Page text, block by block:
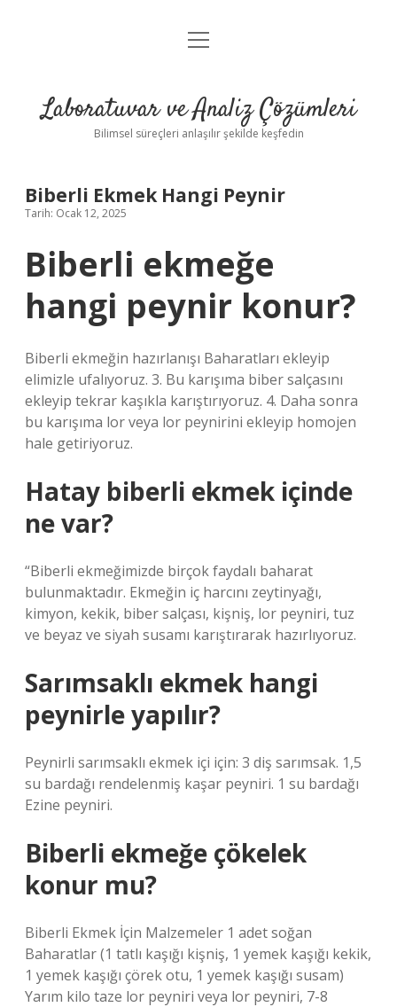
Anasayfa
Yasal Uyarı
menüyü
Laboratuvar ve Analiz Çözümleri
Bilimsel süreçleri anlaşılır şekilde keşfedin
Biberli Ekmek Hangi Peynir
Tarih: Ocak 12, 2025
Biberli ekmeğe
hangi peynir konur?
Biberli ekmeğin hazırlanışı Baharatları ekleyip
elimizle ufalıyoruz. 3. Bu karışıma biber salçasını
ekleyip tekrar kaşıkla karıştırıyoruz. 4. Daha sonra
bu karışıma lor veya lor peynirini ekleyip homojen
hale getiriyoruz.
Hatay biberli ekmek içinde
ne var?
“Biberli ekmeğimizde birçok faydalı baharat
bulunmaktadır. Ekmeğin iç harcını zeytinyağı,
kimyon, kekik, biber salçası, kişniş, lor peyniri, tuz
ve beyaz ve siyah susamı karıştırarak hazırlıyoruz.
Sarımsaklı ekmek hangi
peynirle yapılır?
Peynirli sarımsaklı ekmek içi için: 3 diş sarımsak. 1,5
su bardağı rendelenmiş kaşar peyniri. 1 su bardağı
Ezine peyniri.
Biberli ekmeğe çökelek
konur mu?
Biberli Ekmek İçin Malzemeler 1 adet soğan
Baharatlar (1 tatlı kaşığı kişniş, 1 yemek kaşığı kekik,
1 yemek kaşığı çörek otu, 1 yemek kaşığı susam)
Yarım kilo taze lor peyniri veya lor peyniri, 7-8